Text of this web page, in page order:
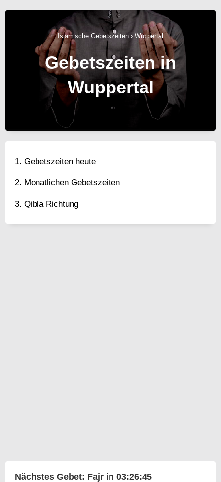
Islamische Gebetszeiten › Wuppertal
Gebetszeiten in
Wuppertal
Gebetszeiten heute
Monatlichen Gebetszeiten
Qibla Richtung
Nächstes Gebet: Fajr in 03:26:44